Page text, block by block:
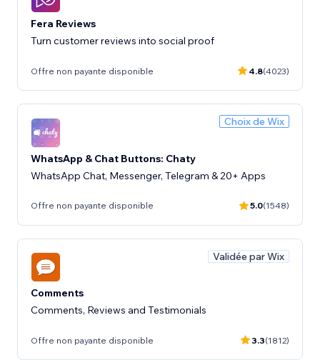
Fera Reviews
Turn customer reviews into social proof
Offre non payante disponible 4.8(4023)
Choix de Wix
WhatsApp & Chat Buttons: Chaty
WhatsApp Chat, Messenger, Telegram & 20+ Apps
Offre non payante disponible 5.0(1548)
Validée par Wix
Comments
Comments, Reviews and Testimonials
Offre non payante disponible 3.3(1812)